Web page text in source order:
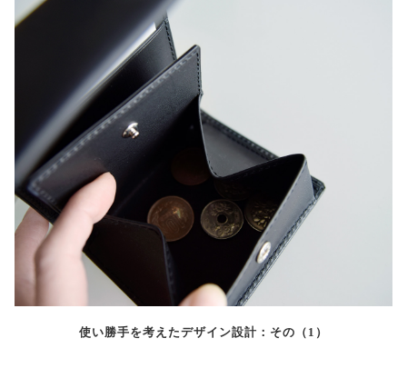
使い勝手を考えたデザイン設計：その（1）